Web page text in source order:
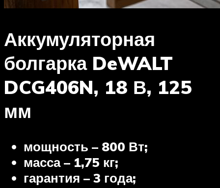
Аккумуляторная
болгарка DeWALT
DCG406N, 18 В, 125
мм
мощность – 800 Вт;
масса – 1,75 кг;
гарантия – 3 года;